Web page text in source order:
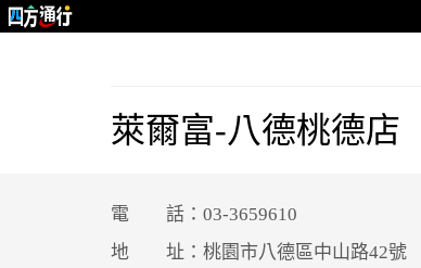
萊爾富-八德桃德店
電 話：03-3659610
地 址：桃園市八德區中山路42號